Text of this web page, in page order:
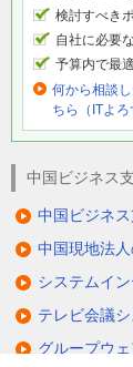
検討すべき
自社に必要
予算内で最
何から相談
ちら（ITよろ
中国ビジネス
中国ビジネ
中国現地法
システムイ
テレビ会議
グループウ